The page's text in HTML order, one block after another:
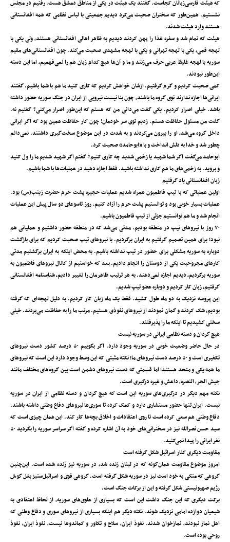
که هیئت فارسی‌زبانان کجاست. گفتند یک هیئت در یکی از مناطق دمشق هست. رفتیم در مجلس
نشستیم. همین‌طور که سخنران صحبت می‌کرد دیدیم جمعیتی با لباس نظامی که همه افغانستانی
هستند وارد هیئت شدند.
هیئت که تمام شد و سفره غذا را پهن کردند دیدیم به ظاهر اهالی افغانستانی هستند، ولی یکی با
لهجه قمی، یکی با لهجه تهرانی و یکی با لهجه مشهدی صحبت می‌کند. چون افغانستانی‌های مقیم
سوریه با لهجه غلیظ عربی حرف می‌زنند و ما و آن‌ها هیچ کدام زبان هم را نمی‌فهمیم، اما این دسته
این‌طور نبودند.
کمی صحبت کردیم و گرم گرفتیم. ازشان خواهش کردیم که کاری کنید ما هم با شما باشیم. گفتند
ایرانی‌ها اجازه ندارند توی گروه ما باشند، چون بنا نیست نیرویی از ایران در جنگ سوریه حضور داشته
باشد. خیلی اصرار کردیم. یکی گفت می‌دانی من که هستم که این‌طور اصرار می‌کنی؟ گفتیم نه.
گفت من مسئول حفاظت هستم. زدیم توی سر خودمان! چون کار حفاظت همین بود که اگر ایرانی
داخل گروه می‌شد، او را بیرون می‌کردند و به شدت در این موضوع سخت‌گیری داشتند. نمی‌دانم
چطور شد و خدا به دلش انداخت و با «ابوحامد» صحبت کرد.
ابوحامد می‌گفت اگر شما شهید یا زخمی شدید چه کاری کنیم؟ گفتم اگر شهید شدیم ما را ول کنید
و بروید. به زخمی‌های ما هم کاری نداشته باشید. فقط اجازه دهید در عملیات‌ها با شما باشیم.
زبان افغانستانی یاد گرفتیم
اولین عملیاتی که با تیپ فاطمیون همراه شدیم عملیات حجیره پشت حرم حضرت زینب(س) بود.
عملیات بسیار خوبی بود و توانستیم پشت حرم را آزاد کنیم. روز تاسوعای دو سال پیش این عملیات
انجام شد و ما هم توانستیم جزئی از تیپ فاطمیون باشیم.
۷۰ روز با نیروهای تیپ در منطقه بودیم. مدتی می‌شد که در منطقه حضور داشتیم و عملیاتی هم
نبود؛ برای همین تصمیم گرفتیم به ایران برگردیم. با نیروهای تیپ صحبت کردیم که برای بازگشت
دوباره به سوریه مشکلی برای حضور در تیپ نداشته باشیم. به‌ محض اینکه به ایران برگشتیم مدتی
کارهای مجروحیت یکی از دوستان را انجام دادیم. بعد که خواستیم از کانال نیروهای فاطمیون به
سوریه برگردیم، دیدیم اجازه نمی‌دهند. به هر ترتیب ظاهرمان را تغییر دادیم، شناسنامه افغانستانی
گرفتیم، زبان کار کردیم و دوباره عضو تیپ شدیم.
این پروسه نزدیک به دو ماه طول کشید. فقط یک ماه زبان کار کردیم. به دلیل لهجه‌ای که گرفته
بودیم، شک کردند و گمان نمودند از نیروهای نفوذی هستیم. مرتب ما را به حفاظت می‌بردند. خیلی
سختی کشیدیم تا اینکه ما را پذیرفتند.
هیچ گردان و دسته نظامی ایرانی در سوریه نیست
در حال حاضر وضعیت خوبی در سوریه وجود دارد. اگر بگوییم ۵۰ درصد کشور دست نیروهای
تکفیری است و ۵۰ درصد دست نیروهای ما؛ نکته‌ مثبتی که این وسط وجود دارد این است که نیروهای
ما همه یکی و متحد هستند؛ اما قسمتی که دست نیروهای دشمن است بین گروه‌های مختلف مانند
جیش الحر، النصره، داعش و غیره درگیری است.
نکته مهم دیگر در درگیری‌های سوریه این است که هیچ گردان و دسته نظامی از ایران در سوریه
نیست. ایران تنها حضور مستشاری دارد و کمک کرده تا سوری‌ها نیروهای دفاع وطنی داشته باشند.
دفاع وطنی هم سعی کرده است تا روی اعتقادات و اخلاق بچه‌ها کار کند. این همان چیزی است که
سید حسن نصرالله نیز در سخنرانی‌های خود به آن اشاره کرده و گفته اگر سراسر سوریه را بگردید ۵۰
نفر ایرانی را پیدا نمی‌کنید.
مقاومت دیگری کنار اسرائیل شکل گرفته است
امروز موضوع مقاومت همان‌گونه که در لبنان زنده شد، در سوریه نیز زنده شده است. این‌چنین
گروهی که متکی به خود است نیز در سوریه شکل‌ گرفته است. گروهی قوی و اسرائیل‌ستیز بغل گوش
رژیم صهیونیستی شکل گرفته و این از برکات جنگ است.
برکت دیگری که این جنگ داشت این است که بسیاری از علوی‌های سوریه، از لحاظ اعتقادی به
شیعیان دوازده امامی نزدیک شوند. نکته دیگر هم اینکه بسیاری از نیروهای سوری و دفاع وطنی که
اهل نماز نبودند، نمازخوان شدند. نفوذ ایران، سلاح و تکاور و کماندوها نیست، نفوذ ایران، نفوذ
روحی بوده است.